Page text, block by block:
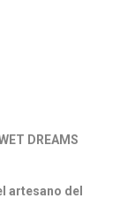
DREAMS
artesano del